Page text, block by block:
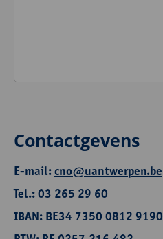
Contactgevens
E-mail:cno@uantwerpen.be
Tel.: 03 265 29 60
IBAN: BE34 7350 0812 9190